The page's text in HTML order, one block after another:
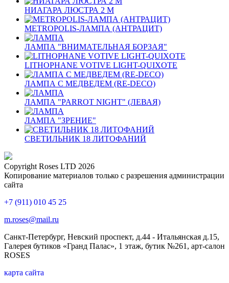
НИАГАРА ЛЮСТРА 2 M
METROPOLIS-ЛАМПА (АНТРАЦИТ)
ЛАМПА "ВНИМАТЕЛЬНАЯ БОРЗАЯ"
LITHOPHANE VOTIVE LIGHT-QUIXOTE
ЛАМПА С МЕДВЕДЕМ (RE-DECO)
ЛАМПА "PARROT NIGHT" (ЛЕВАЯ)
ЛАМПА "ЗРЕНИЕ"
СВЕТИЛЬНИК 18 ЛИТОФАНИЙ
Copyright Roses LTD 2026
Копирование материалов только с разрешения администрации
сайта
+7 (911) 010 45 25
m.roses@mail.ru
Санкт-Петербург, Невский проспект, д.44 - Итальянская д.15,
Галерея бутиков «Гранд Палас», 1 этаж, бутик №261, арт-салон
ROSES
карта сайта